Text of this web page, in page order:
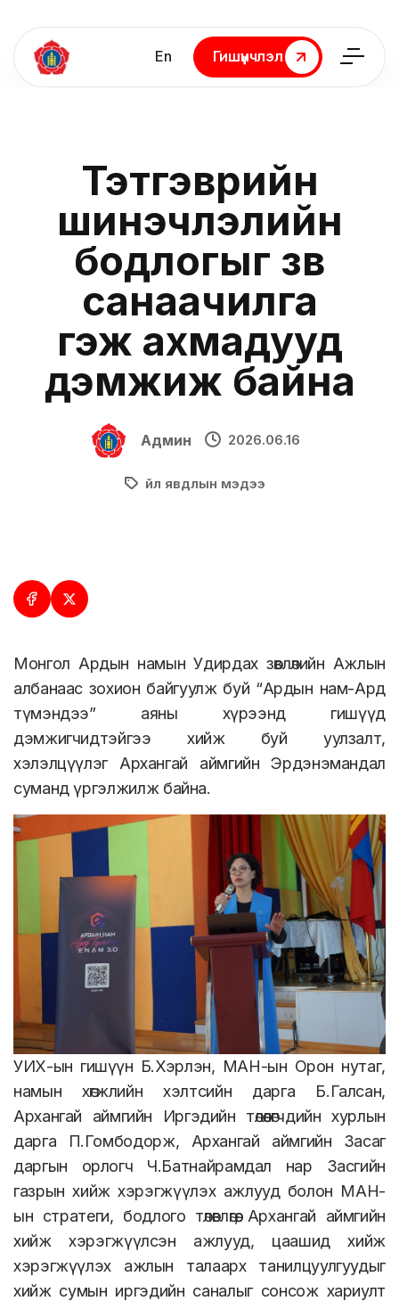
En
Гишүүнчлэл
Гишүүнчлэл
Тэтгэврийн
шинэчлэлийн
бодлогыг зөв
санаачилга
гэж ахмадууд
дэмжиж байна
Админ 2026.06.16
Үйл явдлын мэдээ
Монгол Ардын намын Удирдах зөвлөлийн Ажлын
албанаас зохион байгуулж буй “Ардын нам-Ард
түмэндээ” аяны хүрээнд гишүүд
дэмжигчидтэйгээ хийж буй уулзалт,
хэлэлцүүлэг Архангай аймгийн Эрдэнэмандал
суманд үргэлжилж байна.
УИХ-ын гишүүн Б.Хэрлэн, МАН-ын Орон нутаг,
намын хөгжлийн хэлтсийн дарга Б.Галсан,
Архангай аймгийн Иргэдийн төлөөлөгчдийн хурлын
дарга П.Гомбодорж, Архангай аймгийн Засаг
даргын орлогч Ч.Батнайрамдал нар Засгийн
газрын хийж хэрэгжүүлэх ажлууд болон МАН-
ын стратеги, бодлого төлөвлөгөө, Архангай аймгийн
хийж хэрэгжүүлсэн ажлууд, цаашид хийж
хэрэгжүүлэх ажлын талаарх танилцуулгуудыг
хийж сумын иргэдийн саналыг сонсож хариулт